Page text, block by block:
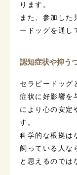
ります。
また、参加した
ードッグを通し
認知症状や抑う
セラピードッグ
症状に好影響を
により心の安定
す。
科学的な根拠は
飼っている人な
と思えるのでは